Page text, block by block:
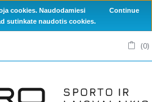
cookies. Naudodamiesi
sutinkate naudotis cookies.
Continue
(0)